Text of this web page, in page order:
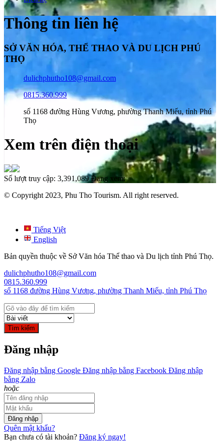
Thông tin liên hệ
SỞ VĂN HÓA, THỂ THAO VÀ DU LỊCH PHÚ
THỌ
dulichphutho108@gmail.com
0815.360.999
số 1168 đường Hùng Vương, phường Thanh Miếu, tỉnh Phú
Thọ
Xem trên điện thoại
Số lượt truy cập: 3,391,089Đang xem:
© Copyright 2023, Phu Tho Tourism. All right reserved.
Tiếng Việt
English
Bản quyền thuộc về Sở Văn hóa Thể thao và Du lịch tỉnh Phú Thọ.
dulichphutho108@gmail.com
0815.360.999
số 1168 đường Hùng Vương, phường Thanh Miếu, tỉnh Phú Thọ
Tìm kiếm
Đăng nhập
Đăng nhập bằng Google Đăng nhập bằng Facebook Đăng nhập
bằng Zalo
hoặc
Đăng nhập
Quên mật khẩu?
Bạn chưa có tài khoản? Đăng ký ngay!